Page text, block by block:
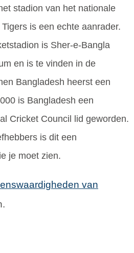
stadion van het nationale
is een echte aanrader.
is Sher-e-Bangla
en is te vinden in de
Bangladesh heerst een
is Bangladesh een
Cricket Council lid geworden.
is dit een
je moet zien.
van